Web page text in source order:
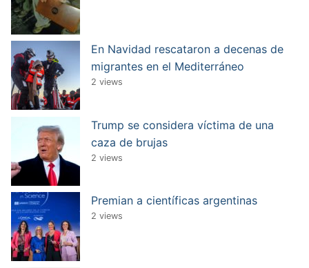
En Navidad rescataron a decenas de
migrantes en el Mediterráneo
2 views
Trump se considera víctima de una
caza de brujas
2 views
Premian a científicas argentinas
2 views